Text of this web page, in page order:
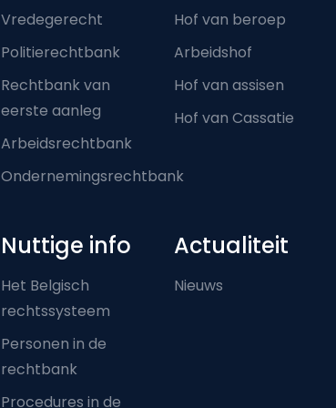
Vredegerecht
Politierechtbank
Rechtbank van
eerste aanleg
Arbeidsrechtbank
Ondernemingsrechtbank
Hof van beroep
Arbeidshof
Hof van assisen
Hof van Cassatie
Nuttige info
Het Belgisch
rechtssysteem
Personen in de
rechtbank
Procedures in de
Actualiteit
Nieuws